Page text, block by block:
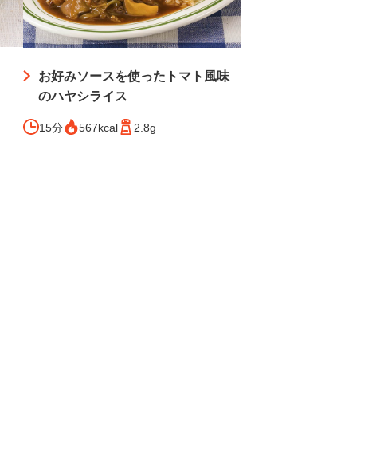
お好みソースを使ったトマト風味
のハヤシライス
15分 567kcal 2.8g